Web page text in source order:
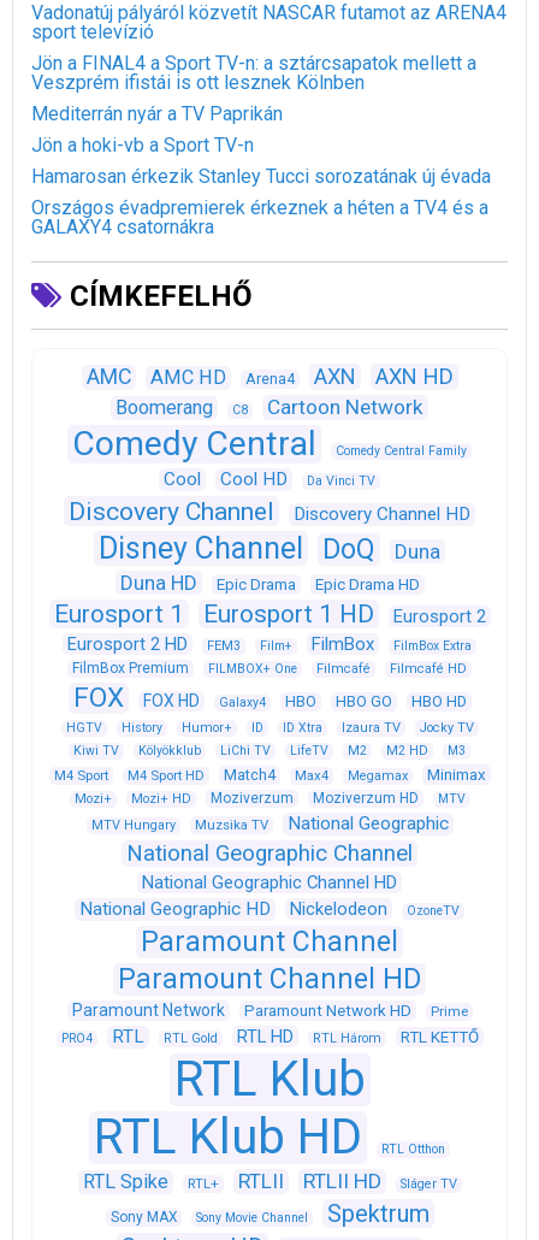
Vadonatúj pályáról közvetít NASCAR futamot az ARENA4
sport televízió
Jön a FINAL4 a Sport TV-n: a sztárcsapatok mellett a
Veszprém ifistái is ott lesznek Kölnben
Mediterrán nyár a TV Paprikán
Jön a hoki-vb a Sport TV-n
Hamarosan érkezik Stanley Tucci sorozatának új évada
Országos évadpremierek érkeznek a héten a TV4 és a
GALAXY4 csatornákra
CÍMKEFELHŐ
AMC AMC HD Arena4 AXN AXN HD
Boomerang C8 Cartoon Network
Comedy Central Comedy Central Family
Cool Cool HD Da Vinci TV
Discovery Channel Discovery Channel HD
Disney Channel DoQ
Duna
Duna HD
Epic Drama Epic Drama HD
Eurosport 1 Eurosport 1 HD
Eurosport 2
Eurosport 2 HD
FEM3 Film+ FilmBox FilmBox Extra
FilmBox Premium FILMBOX+ One Filmcafé Filmcafé HD
FOX FOX HD Galaxy4 HBO HBO GO HBO HD
HGTV History Humor+ ID ID Xtra Izaura TV
Jocky TV
Kiwi TV
Kölyökklub LiChi TV LifeTV M2 M2 HD M3
M4 Sport M4 Sport HD Match4 Max4 Megamax Minimax
Mozi+ Mozi+ HD Moziverzum Moziverzum HD
MTV
MTV Hungary
Muzsika TV National Geographic
National Geographic Channel
National Geographic Channel HD
National Geographic HD
Nickelodeon OzoneTV
Paramount Channel
Paramount Channel HD
Paramount Network Paramount Network HD Prime
PRO4 RTL RTL Gold RTL HD RTL Három RTL KETTŐ
RTL Klub
RTL Klub HD
RTL Otthon
RTL Spike RTL+ RTLII RTLII HD Sláger TV
Sony MAX Sony Movie Channel
Spektrum